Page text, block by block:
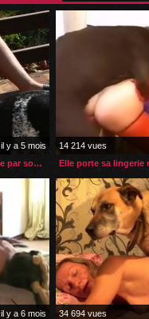
il y a 5 mois
Petite brune baisée et sodomisée par son chien en terrasse
14 214 vues
il y a 6 mois
34 694 vues